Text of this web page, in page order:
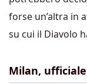
forse un’altra in
su cui il Diavolo
Milan,